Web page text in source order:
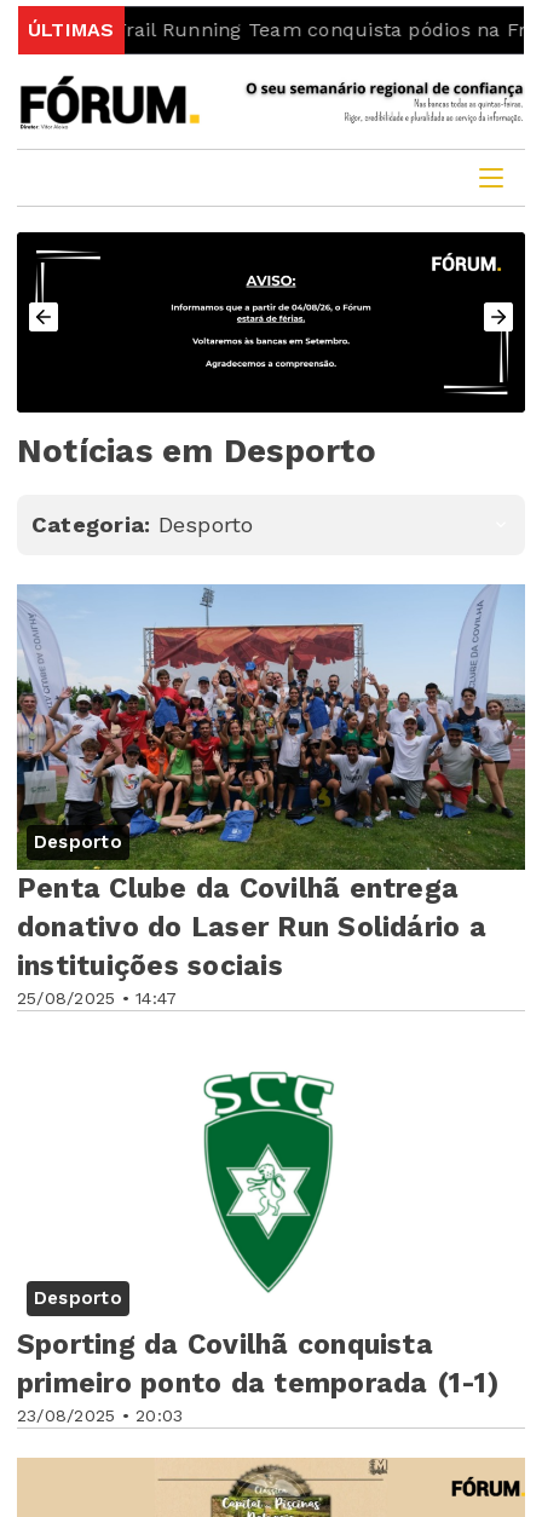
ÚLTIMAS
Trail Running Team conquista pódios na Freita
Notícias em Desporto
Categoria: Desporto
Desporto
25/08/2025 • 14:47
Penta Clube da Covilhã entrega
donativo do Laser Run Solidário a
instituições sociais
Desporto
23/08/2025 • 20:03
Sporting da Covilhã conquista
primeiro ponto da temporada (1-1)